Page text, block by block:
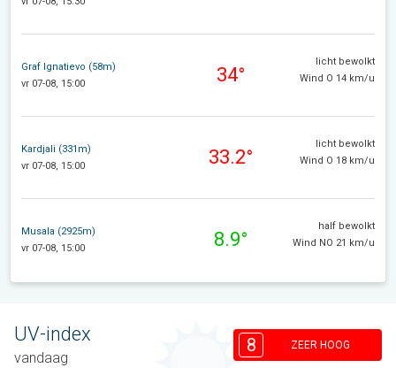
Graf Ignatievo (58m)
vr 07-08, 15:00
34°
licht bewolkt
Wind O 14 km/u
Kardjali (331m)
vr 07-08, 15:00
33.2°
licht bewolkt
Wind O 18 km/u
Musala (2925m)
vr 07-08, 15:00
8.9°
half bewolkt
Wind NO 21 km/u
UV-index
vandaag
8 ZEER HOOG